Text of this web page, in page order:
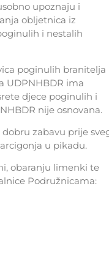
upoznaju i
obljetnica iz
i nestalih
poginulih branitelja
UDPNHBDR ima
djece poginulih i
nije osnovana.
zabavu prije
u pikadu.
obaranju limenki te
Podružnicama: